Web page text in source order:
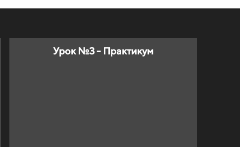
Урок №3 - Практикум